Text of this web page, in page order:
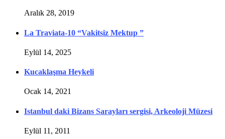
Aralık 28, 2019
La Traviata-10 “Vakitsiz Mektup ”
Eylül 14, 2025
Kucaklaşma Heykeli
Ocak 14, 2021
Istanbul daki Bizans Sarayları sergisi, Arkeoloji Müzesi
Eylül 11, 2011